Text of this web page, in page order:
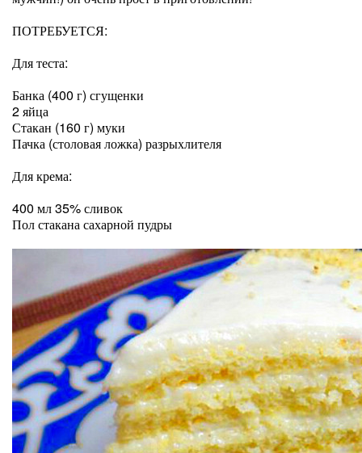
ПОТРЕБУЕТСЯ:
Для теста:
Банка (400 г) сгущенки
2 яйца
Стакан (160 г) муки
Пачка (столовая ложка) разрыхлителя
Для крема:
400 мл 35% сливок
Пол стакана сахарной пудры